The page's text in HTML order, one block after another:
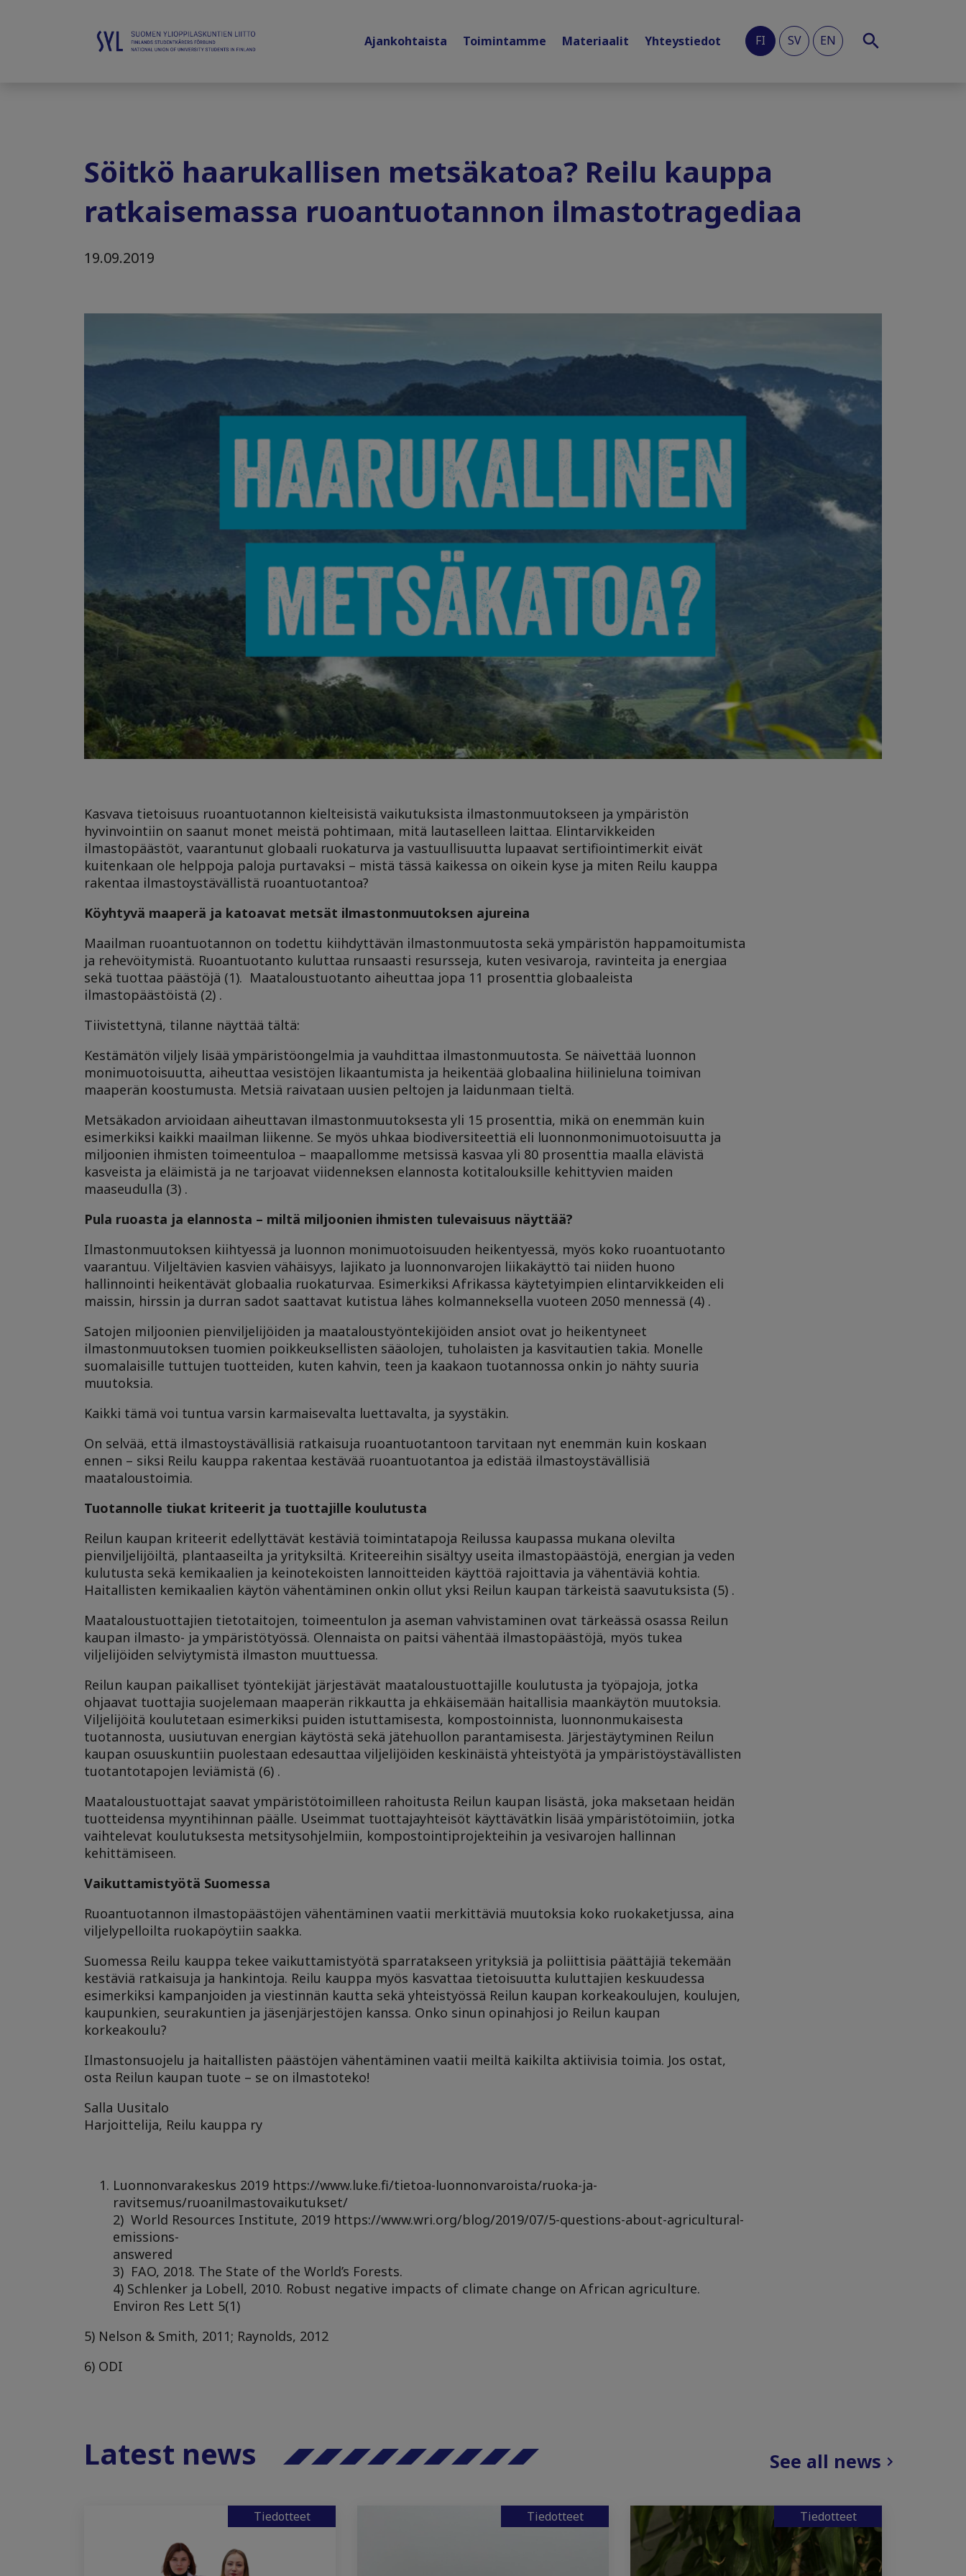
Ajankohtaista Toimintamme Materiaalit Yhteystiedot FI SV EN
Söitkö haarukallisen metsäkatoa? Reilu kauppa
ratkaisemassa ruoantuotannon ilmastotragediaa
19.09.2019
Kasvava tietoisuus ruoantuotannon kielteisistä vaikutuksista ilmastonmuutokseen ja ympäristön
hyvinvointiin on saanut monet meistä pohtimaan, mitä lautaselleen laittaa. Elintarvikkeiden
ilmastopäästöt, vaarantunut globaali ruokaturva ja vastuullisuutta lupaavat sertifiointimerkit eivät
kuitenkaan ole helppoja paloja purtavaksi – mistä tässä kaikessa on oikein kyse ja miten Reilu kauppa
rakentaa ilmastoystävällistä ruoantuotantoa?
Köyhtyvä maaperä ja katoavat metsät ilmastonmuutoksen ajureina
Maailman ruoantuotannon on todettu kiihdyttävän ilmastonmuutosta sekä ympäristön happamoitumista
ja rehevöitymistä. Ruoantuotanto kuluttaa runsaasti resursseja, kuten vesivaroja, ravinteita ja energiaa
sekä tuottaa päästöjä (1). Maataloustuotanto aiheuttaa jopa 11 prosenttia globaaleista
ilmastopäästöistä (2) .
Tiivistettynä, tilanne näyttää tältä:
Kestämätön viljely lisää ympäristöongelmia ja vauhdittaa ilmastonmuutosta. Se näivettää luonnon
monimuotoisuutta, aiheuttaa vesistöjen likaantumista ja heikentää globaalina hiilinieluna toimivan
maaperän koostumusta. Metsiä raivataan uusien peltojen ja laidunmaan tieltä.
Metsäkadon arvioidaan aiheuttavan ilmastonmuutoksesta yli 15 prosenttia, mikä on enemmän kuin
esimerkiksi kaikki maailman liikenne. Se myös uhkaa biodiversiteettiä eli luonnonmonimuotoisuutta ja
miljoonien ihmisten toimeentuloa – maapallomme metsissä kasvaa yli 80 prosenttia maalla elävistä
kasveista ja eläimistä ja ne tarjoavat viidenneksen elannosta kotitalouksille kehittyvien maiden
maaseudulla (3) .
Pula ruoasta ja elannosta – miltä miljoonien ihmisten tulevaisuus näyttää?
Ilmastonmuutoksen kiihtyessä ja luonnon monimuotoisuuden heikentyessä, myös koko ruoantuotanto
vaarantuu. Viljeltävien kasvien vähäisyys, lajikato ja luonnonvarojen liikakäyttö tai niiden huono
hallinnointi heikentävät globaalia ruokaturvaa. Esimerkiksi Afrikassa käytetyimpien elintarvikkeiden eli
maissin, hirssin ja durran sadot saattavat kutistua lähes kolmanneksella vuoteen 2050 mennessä (4) .
Satojen miljoonien pienviljelijöiden ja maataloustyöntekijöiden ansiot ovat jo heikentyneet
ilmastonmuutoksen tuomien poikkeuksellisten sääolojen, tuholaisten ja kasvitautien takia. Monelle
suomalaisille tuttujen tuotteiden, kuten kahvin, teen ja kaakaon tuotannossa onkin jo nähty suuria
muutoksia.
Kaikki tämä voi tuntua varsin karmaisevalta luettavalta, ja syystäkin.
On selvää, että ilmastoystävällisiä ratkaisuja ruoantuotantoon tarvitaan nyt enemmän kuin koskaan
ennen – siksi Reilu kauppa rakentaa kestävää ruoantuotantoa ja edistää ilmastoystävällisiä
maataloustoimia.
Tuotannolle tiukat kriteerit ja tuottajille koulutusta
Reilun kaupan kriteerit edellyttävät kestäviä toimintatapoja Reilussa kaupassa mukana olevilta
pienviljelijöiltä, plantaaseilta ja yrityksiltä. Kriteereihin sisältyy useita ilmastopäästöjä, energian ja veden
kulutusta sekä kemikaalien ja keinotekoisten lannoitteiden käyttöä rajoittavia ja vähentäviä kohtia.
Haitallisten kemikaalien käytön vähentäminen onkin ollut yksi Reilun kaupan tärkeistä saavutuksista (5) .
Maataloustuottajien tietotaitojen, toimeentulon ja aseman vahvistaminen ovat tärkeässä osassa Reilun
kaupan ilmasto- ja ympäristötyössä. Olennaista on paitsi vähentää ilmastopäästöjä, myös tukea
viljelijöiden selviytymistä ilmaston muuttuessa.
Reilun kaupan paikalliset työntekijät järjestävät maataloustuottajille koulutusta ja työpajoja, jotka
ohjaavat tuottajia suojelemaan maaperän rikkautta ja ehkäisemään haitallisia maankäytön muutoksia.
Viljelijöitä koulutetaan esimerkiksi puiden istuttamisesta, kompostoinnista, luonnonmukaisesta
tuotannosta, uusiutuvan energian käytöstä sekä jätehuollon parantamisesta. Järjestäytyminen Reilun
kaupan osuuskuntiin puolestaan edesauttaa viljelijöiden keskinäistä yhteistyötä ja ympäristöystävällisten
tuotantotapojen leviämistä (6) .
Maataloustuottajat saavat ympäristötoimilleen rahoitusta Reilun kaupan lisästä, joka maksetaan heidän
tuotteidensa myyntihinnan päälle. Useimmat tuottajayhteisöt käyttävätkin lisää ympäristötoimiin, jotka
vaihtelevat koulutuksesta metsitysohjelmiin, kompostointiprojekteihin ja vesivarojen hallinnan
kehittämiseen.
Vaikuttamistyötä Suomessa
Ruoantuotannon ilmastopäästöjen vähentäminen vaatii merkittäviä muutoksia koko ruokaketjussa, aina
viljelypelloilta ruokapöytiin saakka.
Suomessa Reilu kauppa tekee vaikuttamistyötä sparratakseen yrityksiä ja poliittisia päättäjiä tekemään
kestäviä ratkaisuja ja hankintoja. Reilu kauppa myös kasvattaa tietoisuutta kuluttajien keskuudessa
esimerkiksi kampanjoiden ja viestinnän kautta sekä yhteistyössä Reilun kaupan korkeakoulujen, koulujen,
kaupunkien, seurakuntien ja jäsenjärjestöjen kanssa. Onko sinun opinahjosi jo Reilun kaupan
korkeakoulu?
Ilmastonsuojelu ja haitallisten päästöjen vähentäminen vaatii meiltä kaikilta aktiivisia toimia. Jos ostat,
osta Reilun kaupan tuote – se on ilmastoteko!
Salla Uusitalo
Harjoittelija, Reilu kauppa ry
Luonnonvarakeskus 2019 https://www.luke.fi/tietoa-luonnonvaroista/ruoka-ja-
ravitsemus/ruoanilmastovaikutukset/
2) World Resources Institute, 2019 https://www.wri.org/blog/2019/07/5-questions-about-agricultural-
emissions-
answered
3) FAO, 2018. The State of the World’s Forests.
4) Schlenker ja Lobell, 2010. Robust negative impacts of climate change on African agriculture.
Environ Res Lett 5(1)
5) Nelson & Smith, 2011; Raynolds, 2012
6) ODI
Latest news See all news
Tiedotteet Tiedotteet Tiedotteet